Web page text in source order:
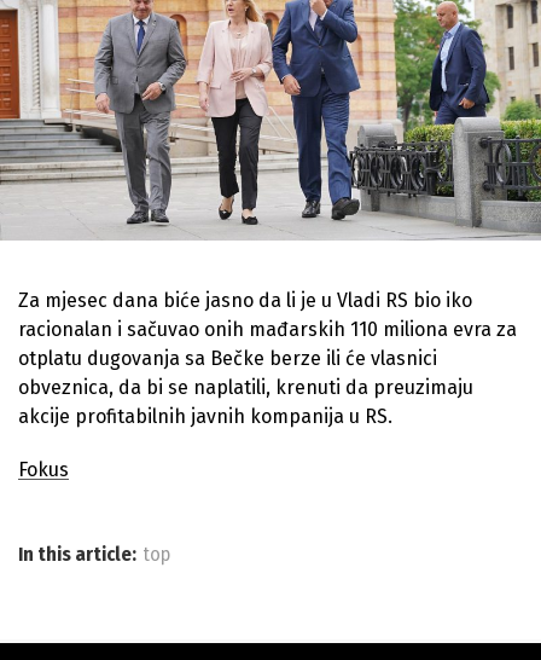
Za mjesec dana biće jasno da li je u Vladi RS bio iko
racionalan i sačuvao onih mađarskih 110 miliona evra za
otplatu dugovanja sa Bečke berze ili će vlasnici
obveznica, da bi se naplatili, krenuti da preuzimaju
akcije profitabilnih javnih kompanija u RS.
Fokus
In this article: top